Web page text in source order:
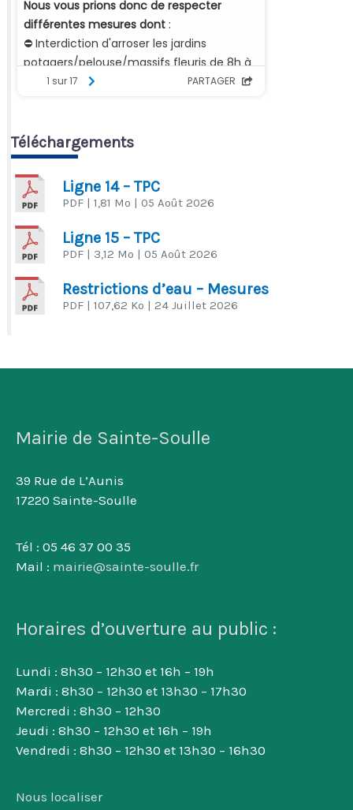
Téléchargements
Ligne 14 – TPC
PDF | 1,81 Mo | 05 Août 2026
Ligne 15 – TPC
PDF | 3,12 Mo | 05 Août 2026
Restrictions d’eau – Mesures
PDF | 107,62 Ko | 24 Juillet 2026
Mairie de Sainte-Soulle
39 Rue de L’Aunis
17220 Sainte-Soulle
Tél : 05 46 37 00 35
Mail : mairie@sainte-soulle.fr
Horaires d’ouverture au public :
Lundi : 8h30 – 12h30 et 16h – 19h
Mardi : 8h30 – 12h30 et 13h30 – 17h30
Mercredi : 8h30 – 12h30
Jeudi : 8h30 – 12h30 et 16h – 19h
Vendredi : 8h30 – 12h30 et 13h30 – 16h30
Nous localiser